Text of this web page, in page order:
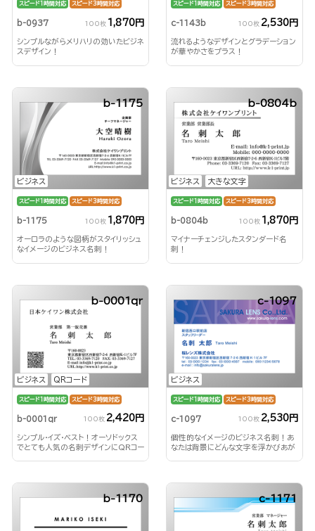
スピード1時間対応 スピード3時間対応
b-0937 100枚 1,870円
シンプルながらメリハリの効いたビジネ
スデザイン！
スピード1時間対応 スピード3時間対応
c-1143b 100枚 2,530円
流れるようなデザインとグラデーション
が華やかさをプラス！
ビジネス
b-1175
スピード1時間対応 スピード3時間対応
b-1175 100枚 1,870円
オーロラのような図柄がスタイリッシュ
なイメージのビジネス名刺！
ビジネス 大きな文字
b-0804b
スピード1時間対応 スピード3時間対応
b-0804b 100枚 1,870円
マイナーチェンジしたスタンダード名
刺！
ビジネス QRコード
b-0001qr
スピード1時間対応 スピード3時間対応
b-0001qr 100枚 2,420円
シンプル・イズ・ベスト！オーソドックス
でとても人気の名刺デザインにQRコー
ビジネス
c-1097
スピード1時間対応 スピード3時間対応
c-1097 100枚 2,530円
個性的なイメージのビジネス名刺！あ
なたは背景にどんな文字を浮かびあが
b-1170 c-1171